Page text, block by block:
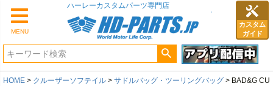
MENU
カスタム
ガイド
HOME クルーザーソフテイル サドルバッグ・ツーリングバッグ
BAD&G CU